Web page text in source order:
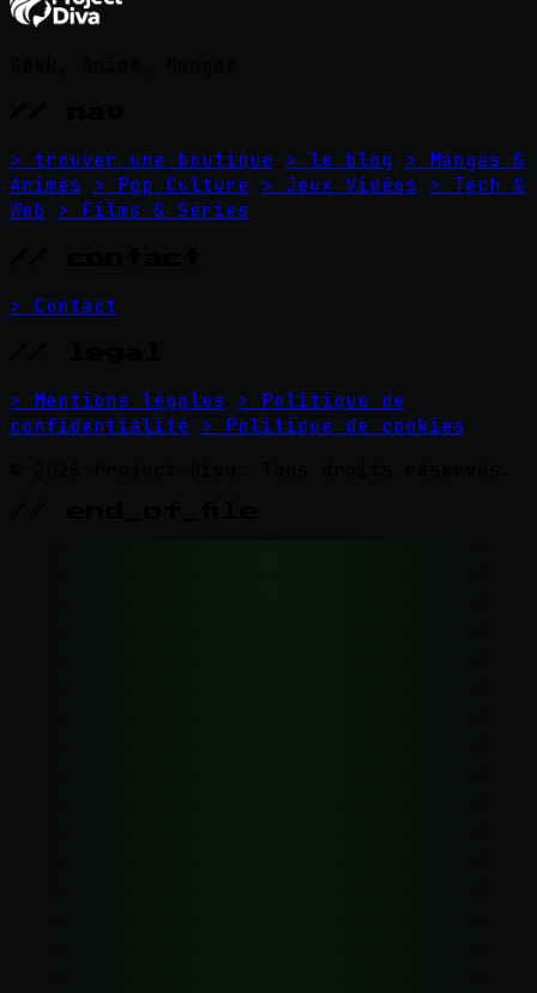
> trouver une boutique > le blog > Mangas &
Animés
> Pop Culture > Jeux Vidéos
> Tech &
Web > Films & Séries
> Contact
> Mentions légales
> Politique de
confidentialité > Politique de cookies